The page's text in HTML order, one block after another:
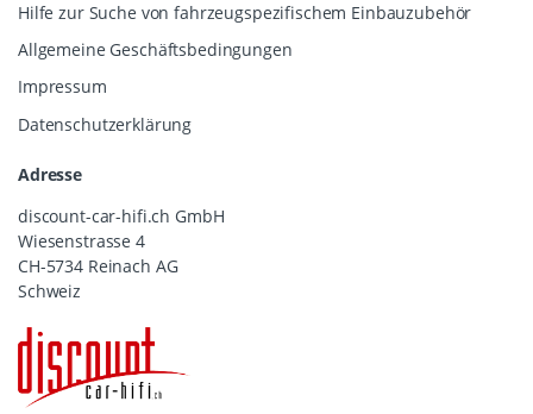
Hilfe zur Suche von fahrzeugspezifischem Einbauzubehör
Allgemeine Geschäftsbedingungen
Impressum
Datenschutzerklärung
Adresse
discount-car-hifi.ch GmbH
Wiesenstrasse 4
CH-5734 Reinach AG
Schweiz